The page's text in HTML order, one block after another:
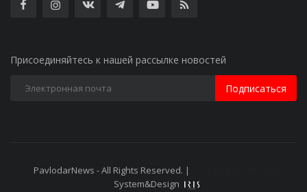
Присоединяйтесь к нашей рассылке новостей
Подписаться
PavlodarNews - All Rights Reserved. |
System&Design